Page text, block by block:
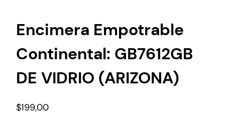
Encimera Empotrable
Continental: GB7612GB
DE VIDRIO (ARIZONA)
$199,00